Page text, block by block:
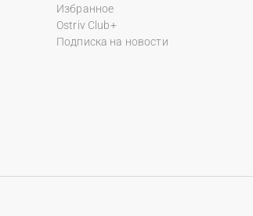
Избранное
Ostriv Club+
Подписка на новости